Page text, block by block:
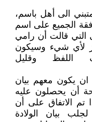
الى أهل باسم،
الجميع على اسم
التي قالت أن رامي
لأي شيء وسيكون
اللفظ وقليل
يكون معهم بيان
أن يحصلون عليه
تم الاتفاق على أن
بيان الولادة